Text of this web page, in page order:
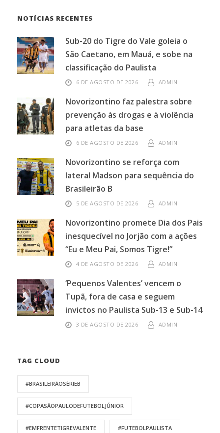
NOTÍCIAS RECENTES
Sub-20 do Tigre do Vale goleia o
São Caetano, em Mauá, e sobe na
classificação do Paulista
6 DE AGOSTO DE 2026 ADMIN
Novorizontino faz palestra sobre
prevenção às drogas e à violência
para atletas da base
6 DE AGOSTO DE 2026 ADMIN
Novorizontino se reforça com
lateral Madson para sequência do
Brasileirão B
5 DE AGOSTO DE 2026 ADMIN
Novorizontino promete Dia dos Pais
inesquecível no Jorjão com a ações
“Eu e Meu Pai, Somos Tigre!”
4 DE AGOSTO DE 2026 ADMIN
‘Pequenos Valentes’ vencem o
Tupã, fora de casa e seguem
invictos no Paulista Sub-13 e Sub-14
3 DE AGOSTO DE 2026 ADMIN
TAG CLOUD
#BRASILEIRÃOSÉRIEB
#COPASÃOPAULODEFUTEBOLJÚNIOR
#EMFRENTETIGREVALENTE #FUTEBOLPAULISTA